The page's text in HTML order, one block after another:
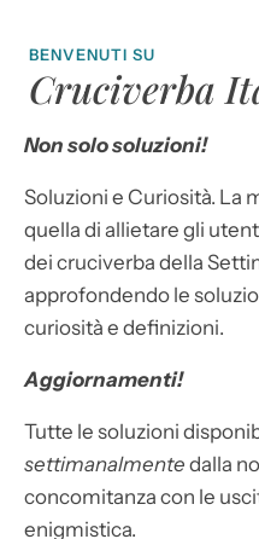
BENVENUTI SU
Cruciverba
Non solo soluzioni!
Soluzioni e Curiosità. La
quella di allietare gli
dei cruciverba della
approfondendo le
curiosità e definizioni.
Aggiornamenti!
Tutte le soluzioni
settimanalmente dalla
concomitanza con le
enigmistica.